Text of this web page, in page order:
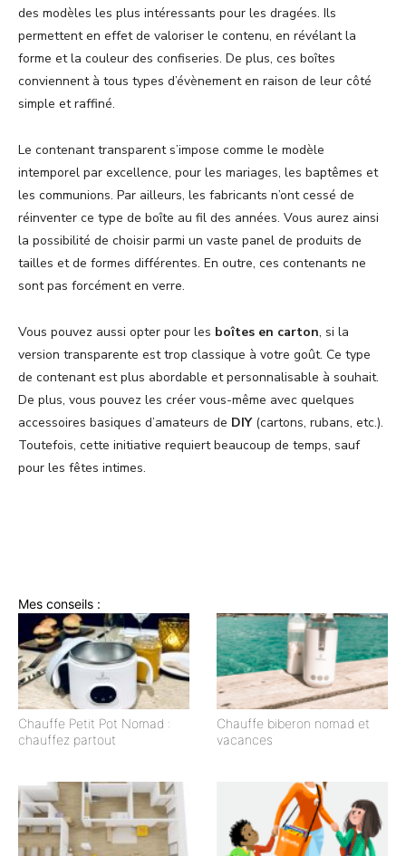
des modèles les plus intéressants pour les dragées. Ils
permettent en effet de valoriser le contenu, en révélant la
forme et la couleur des confiseries. De plus, ces boîtes
conviennent à tous types d’évènement en raison de leur côté
simple et raffiné.
Le contenant transparent s’impose comme le modèle
intemporel par excellence, pour les mariages, les baptêmes et
les communions. Par ailleurs, les fabricants n’ont cessé de
réinventer ce type de boîte au fil des années. Vous aurez ainsi
la possibilité de choisir parmi un vaste panel de produits de
tailles et de formes différentes. En outre, ces contenants ne
sont pas forcément en verre.
Vous pouvez aussi opter pour les boîtes en carton, si la
version transparente est trop classique à votre goût. Ce type
de contenant est plus abordable et personnalisable à souhait.
De plus, vous pouvez les créer vous-même avec quelques
accessoires basiques d’amateurs de DIY(cartons, rubans, etc.).
Toutefois, cette initiative requiert beaucoup de temps, sauf
pour les fêtes intimes.
Mes conseils :
Chauffe Petit Pot Nomad :
chauffez partout
Chauffe biberon nomad et
vacances